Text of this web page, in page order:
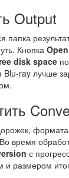
Output
папка
Кнопка Open
disk space
ray лучше
время
с
и размером